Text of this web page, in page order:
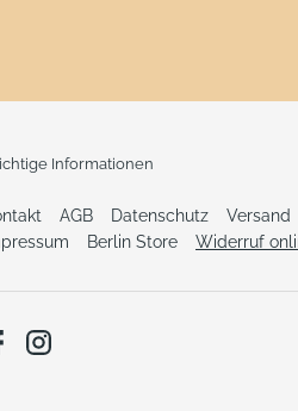
Informationen
AGB Datenschutz Versand
Berlin Store Widerruf
Facebook